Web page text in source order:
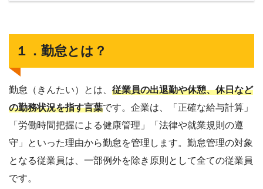
１．勤怠とは？
勤怠（きんたい）とは、 従業員の出退勤や休憩、休日など
の勤務状況を指す言葉です。企業は、「正確な給与計算」
「労働時間把握による健康管理」「法律や就業規則の遵
守」といった理由から勤怠を管理します。勤怠管理の対象
となる従業員は、一部例外を除き原則として全ての従業員
です。